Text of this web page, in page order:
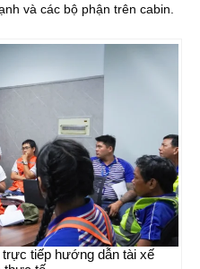
và các bộ phận trên cabin.
tiếp hướng dẫn tài xế